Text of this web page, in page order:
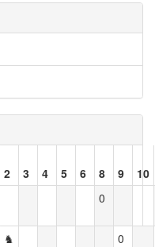
2 3 4 5 6 8 9
10
0
♞ 0